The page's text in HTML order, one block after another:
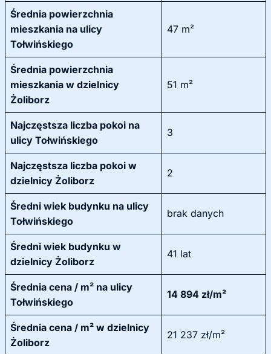
Średnia powierzchnia
mieszkania na ulicy
Tołwińskiego
47 m²
Średnia powierzchnia
mieszkania w dzielnicy
Żoliborz
51 m²
Najczęstsza liczba pokoi na
ulicy Tołwińskiego
3
Najczęstsza liczba pokoi w
dzielnicy Żoliborz
2
Średni wiek budynku na ulicy
Tołwińskiego
brak danych
Średni wiek budynku w
dzielnicy Żoliborz
41 lat
Średnia cena / m² na ulicy
Tołwińskiego
14 894 zł/m²
Średnia cena / m² w dzielnicy
Żoliborz
21 237 zł/m²